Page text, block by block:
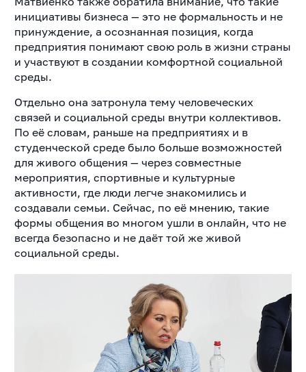
инициативы бизнеса — это не формальность и не
принуждение, а осознанная позиция, когда
предприятия понимают свою роль в жизни страны
и участвуют в создании комфортной социальной
среды.
Отдельно она затронула тему человеческих
связей и социальной среды внутри коллективов.
По её словам, раньше на предприятиях и в
студенческой среде было больше возможностей
для живого общения — через совместные
мероприятия, спортивные и культурные
активности, где люди легче знакомились и
создавали семьи. Сейчас, по её мнению, такие
формы общения во многом ушли в онлайн, что не
всегда безопасно и не даёт той же живой
социальной среды.